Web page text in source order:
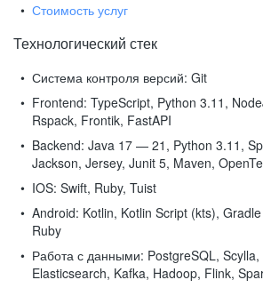
Стоимость услуг
Технологический стек
Система контроля версий: Git
Frontend: TypeScript, Python 3.11,
Rspack, Frontik, FastAPI
Backend: Java 17 — 21, Python 3.11,
Jackson, Jersey, Junit 5, Maven,
IOS: Swift, Ruby, Tuist
Android: Kotlin, Kotlin Script (kts),
Ruby
Работа с данными: PostgreSQL,
Elasticsearch, Kafka, Hadoop, Flink,